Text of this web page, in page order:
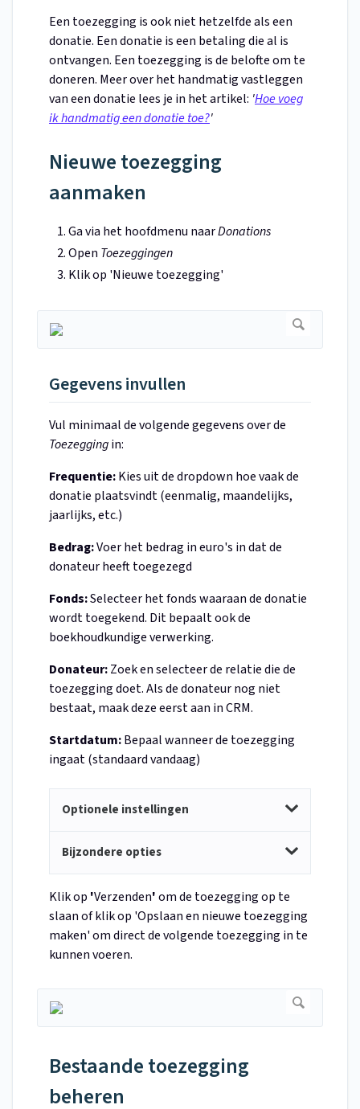
Een toezegging is ook niet hetzelfde als een
donatie. Een donatie is een betaling die al is
ontvangen. Een toezegging is de belofte om te
doneren. Meer over het handmatig vastleggen
van een donatie lees je in het artikel: 'Hoe voeg
ik handmatig een donatie toe?'
Nieuwe toezegging
aanmaken
Ga via het hoofdmenu naarDonations
Open Toezeggingen
Klik op 'Nieuwe toezegging'
Gegevens invullen
Vul minimaal de volgende gegevens over de
Toezeggingin:
Frequentie:Kies uit de dropdown hoe vaak de
donatie plaatsvindt (eenmalig, maandelijks,
jaarlijks, etc.)
Bedrag:Voer het bedrag in euro's in dat de
donateur heeft toegezegd
Fonds:Selecteer het fonds waaraan de donatie
wordt toegekend. Dit bepaalt ook de
boekhoudkundige verwerking.
Donateur:Zoek en selecteer de relatie die de
toezegging doet. Als de donateur nog niet
bestaat, maak deze eerst aan in CRM.
Startdatum:Bepaal wanneer de toezegging
ingaat (standaard vandaag)
Optionele instellingen
Bijzondere opties
Klik op 'Verzenden'om de toezegging op te
slaan of klik op 'Opslaan en nieuwe toezegging
maken' om direct de volgende toezegging in te
kunnen voeren.
Bestaande toezegging
beheren